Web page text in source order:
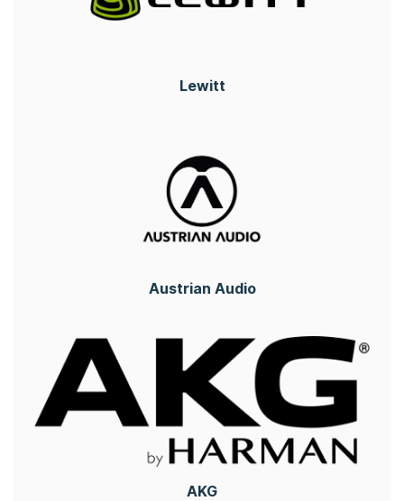
Lewitt
Austrian Audio
AKG